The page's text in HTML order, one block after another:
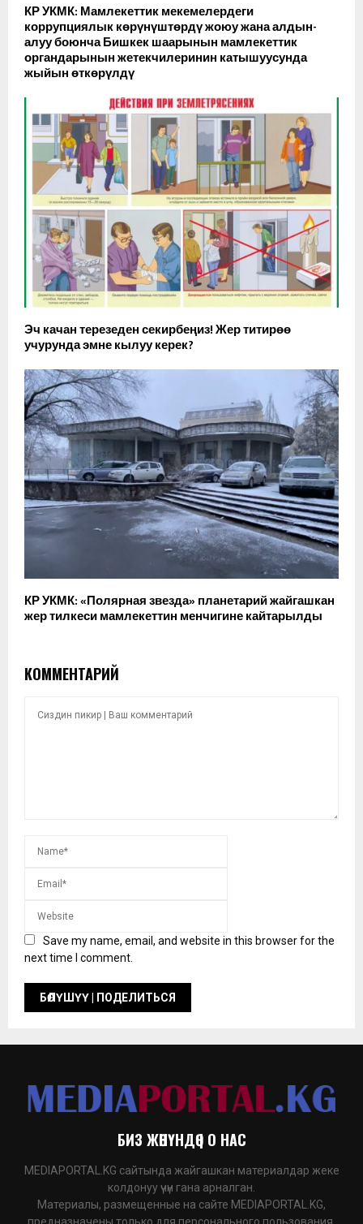
КР УКМК: Мамлекеттик мекемелердеги
коррупциялык көрүнүштөрдү жоюу жана алдын-
алуу боюнча Бишкек шаарынын мамлекеттик
органдарынын жетекчилеринин катышуусунда
жыйын өткөрүлдү
Эч качан терезеден секирбеңиз! Жер титирөө
учурунда эмне кылуу керек?
КР УКМК: «Полярная звезда» планетарий жайгашкан
жер тилкеси мамлекеттин менчигине кайтарылды
КОММЕНТАРИЙ
Save my name, email, and website in this browser for the
next time I comment.
БИЗ ЖӨНҮНДӨ | О НАС
MEDIAPORTAL.KG сайтында жайгашкан материалдар жеке
колдонуу үчүн гана арналган.
Материалы, размещенные на сайте MEDIAPORTAL.KG,